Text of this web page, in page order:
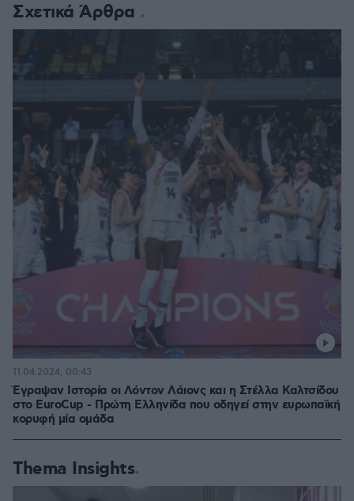
Σχετικά Άρθρα
Έγραψαν Ιστορία οι Λόντον Λάιονς και η Στέλλα Καλτσίδου
στο EuroCup - Πρώτη Ελληνίδα που οδηγεί στην ευρωπαϊκή
κορυφή μία ομάδα
11.04.2024, 00:43
Thema Insights